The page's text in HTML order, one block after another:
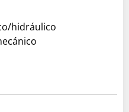
hidráulico